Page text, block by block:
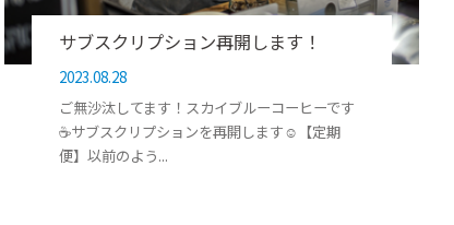
サブスクリプション再開します！
2023.08.28
ご無沙汰してます！スカイブルーコーヒーです
☕️サブスクリプションを再開します☺️【定期
便】以前のよう...